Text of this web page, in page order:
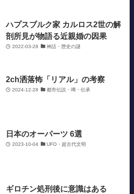
ハプスブルク家 カルロス2世の解
剖所見が物語る近親婚の因果
2022-03-28 神話・歴史の謎
2ch洒落怖「リアル」の考察
2024-12-28 都市伝説・噂・伝承
日本のオーパーツ 6選
2023-10-04 UFO・超古代文明
ギロチン処刑後に意識はある